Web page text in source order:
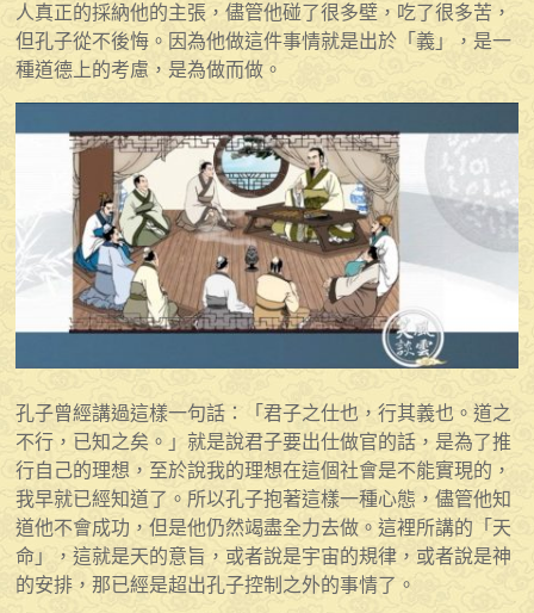
人真正的採納他的主張，儘管他碰了很多壁，吃了很多苦，
但孔子從不後悔。因為他做這件事情就是出於「義」，是一
種道德上的考慮，是為做而做。
孔子曾經講過這樣一句話：「君子之仕也，行其義也。道之
不行，已知之矣。」就是說君子要出仕做官的話，是為了推
行自己的理想，至於說我的理想在這個社會是不能實現的，
我早就已經知道了。所以孔子抱著這樣一種心態，儘管他知
道他不會成功，但是他仍然竭盡全力去做。這裡所講的「天
命」，這就是天的意旨，或者說是宇宙的規律，或者說是神
的安排，那已經是超出孔子控制之外的事情了。